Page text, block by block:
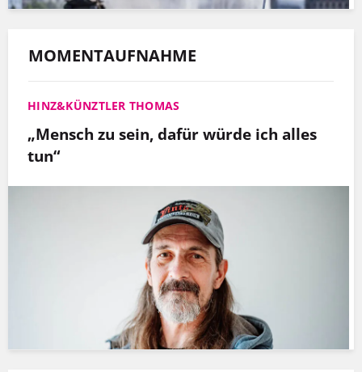
MOMENTAUFNAHME
HINZ&KÜNZTLER THOMAS
„Mensch zu sein, dafür würde ich alles
tun“